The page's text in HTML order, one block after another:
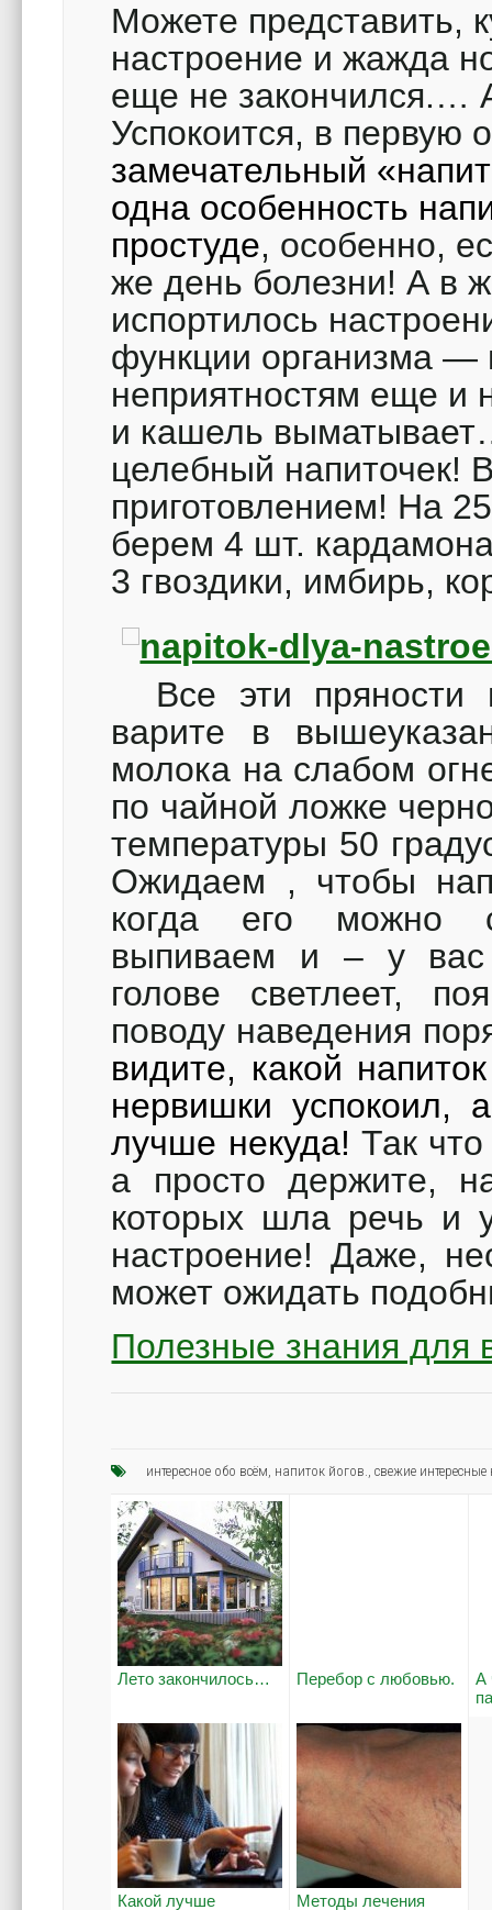
Можете представить,
настроение и жажда
еще не закончился.…
Успокоится, в первую
замечательный
одна особенность
простуде, особенно,
же день болезни! А в
испортилось
функции организма —
неприятностям еще и
и кашель
целебный напиточек!
приготовлением! На
берем 4 шт.
3 гвоздики, имбирь,
Все эти пряности
варите в
молока на слабом
по чайной ложке
температуры 50
Ожидаем , чтобы
когда его можно
выпиваем и – у вас
голове светлеет,
поводу наведения
видите, какой
нервишки успокоил,
лучше некуда! Так
а просто держите,
которых шла речь и
настроение! Даже,
может ожидать
Полезные знания для
интересное обо всём, напиток йогов.,свежие интересные
Лето закончилось… Перебор с любовью.
А
Какой лучше Методы лечения